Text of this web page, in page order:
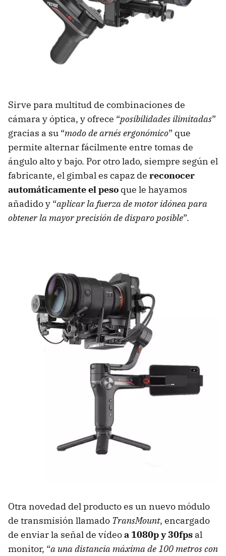
Sirve para multitud de combinaciones de
cámara y óptica, y ofrece “posibilidades ilimitadas”
gracias a su “modo de arnés ergonómico” que
permite alternar fácilmente entre tomas de
ángulo alto y bajo. Por otro lado, siempre según el
fabricante, el gimbal es capaz de reconocer
automáticamente el peso que le hayamos
añadido y “aplicar la fuerza de motor idónea para
obtener la mayor precisión de disparo posible”.
Otra novedad del producto es un nuevo módulo
de transmisión llamado TransMount, encargado
de enviar la señal de vídeoa 1080p y 30fps al
monitor, “a una distancia máxima de 100 metros con